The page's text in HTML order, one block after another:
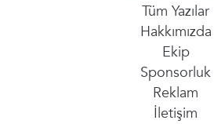
Tüm Yazılar
Hakkımızda
Ekip
Sponsorluk
Reklam
İletişim